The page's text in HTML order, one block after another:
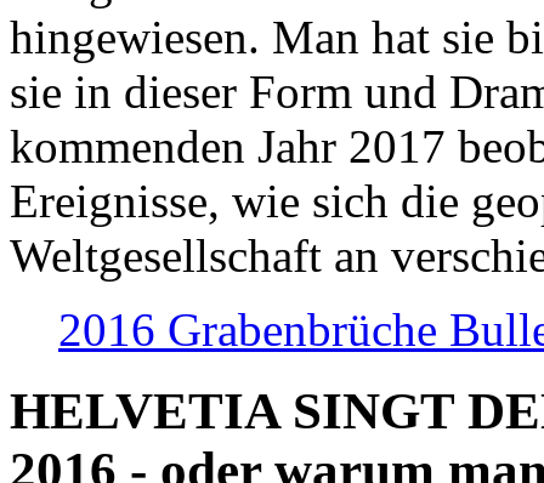
hingewiesen. Man hat sie
sie in dieser Form und
kommenden Jahr 2017
Ereignisse, wie sich die
Weltgesellschaft an
2016 Grabenbrüche
HELVETIA SINGT
2016 - oder warum